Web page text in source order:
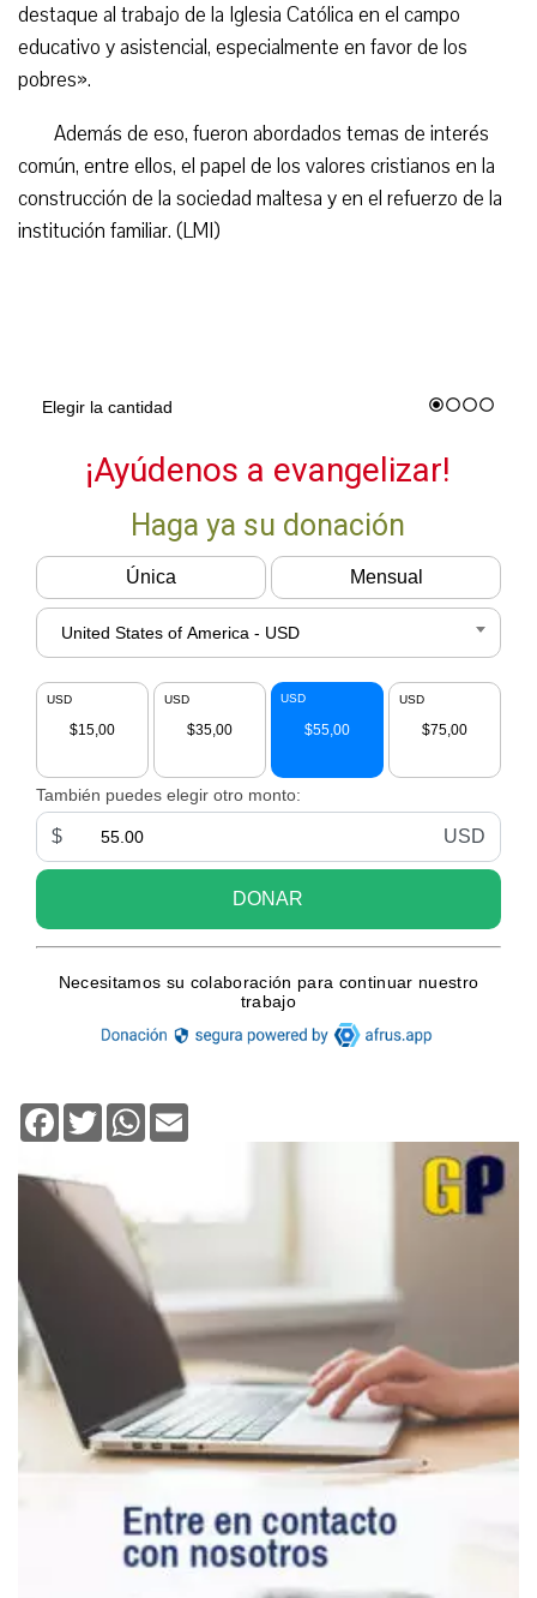
destaque al trabajo de la Iglesia Católica en el campo
educativo y asistencial, especialmente en favor de los
pobres».
Además de eso, fueron abordados temas de interés
común, entre ellos, el papel de los valores cristianos en la
construcción de la sociedad maltesa y en el refuerzo de la
institución familiar. (LMI)
Facebook
TwitterWhatsApp